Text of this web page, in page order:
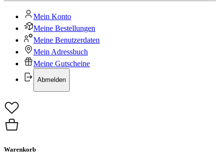
Mein Konto
Meine Bestellungen
Meine Benutzerdaten
Mein Adressbuch
Meine Gutscheine
Abmelden
Warenkorb